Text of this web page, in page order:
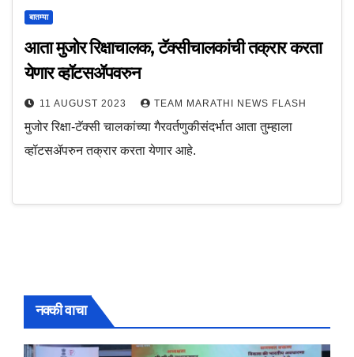
बातम्या
आता मुजोर रिक्षाचालक, टॅक्सीचालकांची तक्रार करता
येणार व्हॉटसॲपवरुन
11 AUGUST 2023 TEAM MARATHI NEWS FLASH
मुजोर रिक्षा-टॅक्सी चालकांच्या गैरवर्तणुकीसंदर्भात आता तुम्हाला
व्हॉटसॲपरुन तक्रार करता येणार आहे.
नक्की वाचा